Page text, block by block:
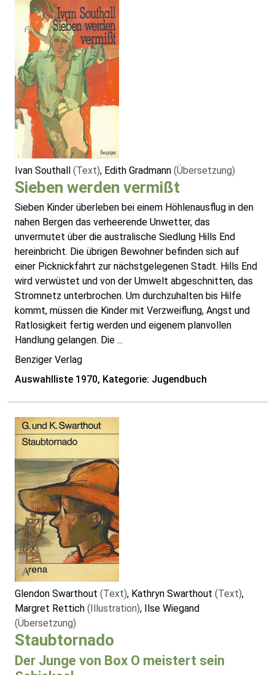
Ivan Southall (Text), Edith Gradmann (Übersetzung)
Sieben werden vermißt
Sieben Kinder überleben bei einem Höhlenausflug in den
nahen Bergen das verheerende Unwetter, das
unvermutet über die australische Siedlung Hills End
hereinbricht. Die übrigen Bewohner befinden sich auf
einer Picknickfahrt zur nächstgelegenen Stadt. Hills End
wird verwüstet und von der Umwelt abgeschnitten, das
Stromnetz unterbrochen. Um durchzuhalten bis Hilfe
kommt, müssen die Kinder mit Verzweiflung, Angst und
Ratlosigkeit fertig werden und eigenem planvollen
Handlung gelangen. Die ...
Benziger Verlag
Auswahlliste 1970, Kategorie: Jugendbuch
Glendon Swarthout (Text), Kathryn Swarthout (Text),
Margret Rettich (Illustration), Ilse Wiegand
(Übersetzung)
Staubtornado
Der Junge von Box O meistert sein